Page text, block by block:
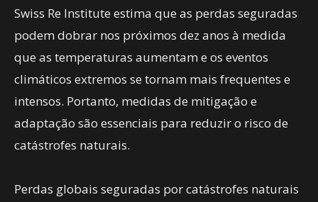
Swiss Re Institute estima que as perdas seguradas
podem dobrar nos próximos dez anos à medida
que as temperaturas aumentam e os eventos
climáticos extremos se tornam mais frequentes e
intensos. Portanto, medidas de mitigação e
adaptação são essenciais para reduzir o risco de
catástrofes naturais.
Perdas globais seguradas por catástrofes naturais